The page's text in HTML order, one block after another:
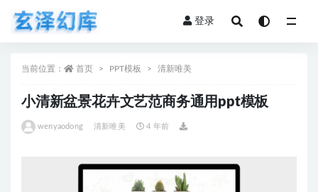
登录
当前位置： 首页 PPT模板 清新唯美
小清新盆景花卉文艺范商务通用ppt模板
wenyaodong 清新唯美 4 年前